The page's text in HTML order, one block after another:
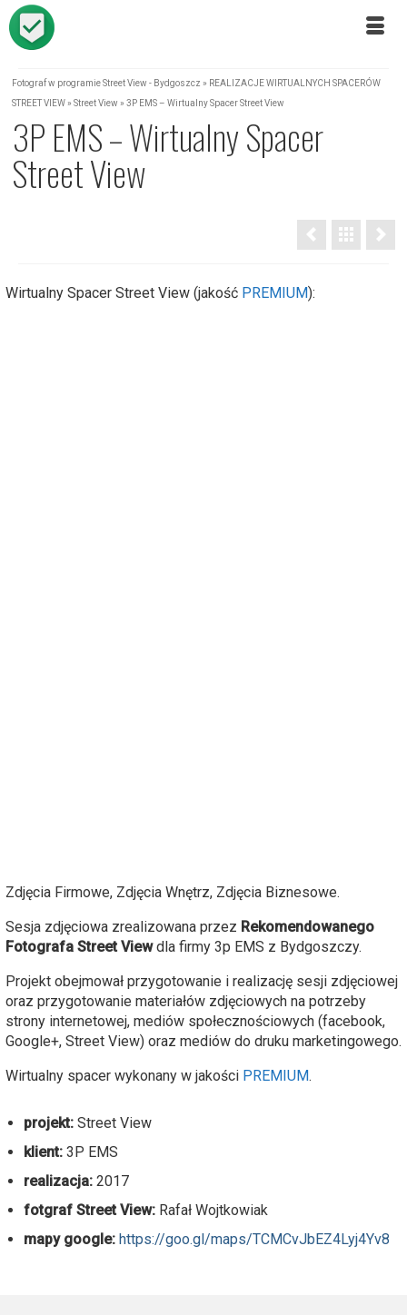
Fotograf w programie Street View - Bydgoszcz » REALIZACJE WIRTUALNYCH SPACERÓW
STREET VIEW» Street View » 3P EMS – Wirtualny Spacer Street View
3P EMS – Wirtualny Spacer
Street View
Wirtualny Spacer Street View (jakość PREMIUM):
Zdjęcia Firmowe, Zdjęcia Wnętrz, Zdjęcia Biznesowe.
Sesja zdjęciowa zrealizowana przez Rekomendowanego
Fotografa Street Viewdla firmy 3p EMS z Bydgoszczy.
Projekt obejmował przygotowanie i realizację sesji zdjęciowej
oraz przygotowanie materiałów zdjęciowych na potrzeby
strony internetowej, mediów społecznościowych (facebook,
Google+, Street View) oraz mediów do druku marketingowego.
Wirtualny spacer wykonany w jakości PREMIUM.
projekt: Street View
klient: 3P EMS
realizacja: 2017
fotgraf Street View: Rafał Wojtkowiak
mapy google: https://goo.gl/maps/TCMCvJbEZ4Lyj4Yv8